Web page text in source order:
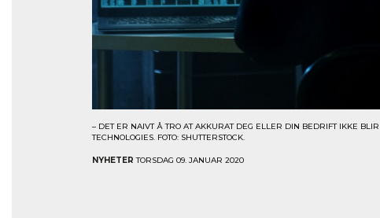
– DET ER NAIVT Å TRO AT AKKURAT DEG ELLER DIN BEDRIFT IKKE
TECHNOLOGIES. FOTO: SHUTTERSTOCK.
NYHETER TORSDAG 09. JANUAR 2020